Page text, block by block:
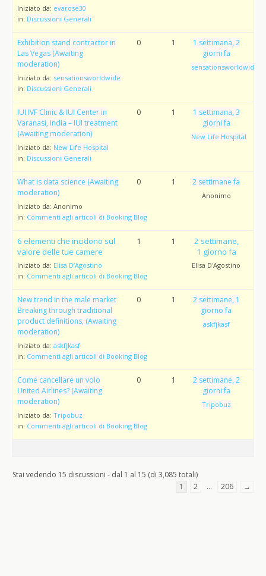
Iniziato da: evarose30
in: Discussioni Generali
Exhibition stand contractor in
Las Vegas (Awaiting
moderation)
Iniziato da: sensationsworldwide
in: Discussioni Generali
0 1
1 settimana, 2
giorni fa
sensationsworldwide
IUI IVF Clinic & IUI Center in
Varanasi, India – IUI treatment
(Awaiting moderation)
Iniziato da: New Life Hospital
in: Discussioni Generali
0 1
1 settimana, 3
giorni fa
New Life Hospital
What is data science (Awaiting
moderation)
Iniziato da: Anonimo
in: Commenti agli articoli di Booking Blog
0 1 2 settimane fa
Anonimo
6 elementi che incidono sul
valore delle tue camere
Iniziato da: Elisa D’Agostino
in: Commenti agli articoli di Booking Blog
1 1
2 settimane,
1 giorno fa
Elisa D'Agostino
New trend in the male market
Breaking through traditional
product definitions, (Awaiting
moderation)
Iniziato da: askfjkasf
in: Commenti agli articoli di Booking Blog
0 1
2 settimane, 1
giorno fa
askfjkasf
Come cancellare un volo
United Airlines? (Awaiting
moderation)
Iniziato da: Tripobuz
in: Commenti agli articoli di Booking Blog
0 1
2 settimane, 2
giorni fa
Tripobuz
Stai vedendo 15 discussioni - dal 1 al 15 (di 3,085 totali)
1
2 … 206 →